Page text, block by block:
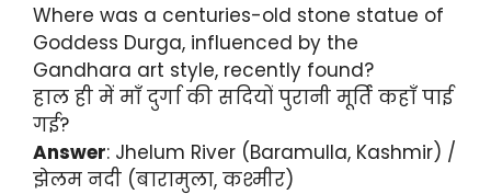
Where was a centuries-old stone statue of
Goddess Durga, influenced by the
Gandhara art style, recently found?
हाल ही में माँ दुर्गा की सदियों पुरानी मूर्ति कहाँ पाई
गई?
Answer: Jhelum River (Baramulla, Kashmir) /
झेलम नदी (बारामुला, कश्मीर)